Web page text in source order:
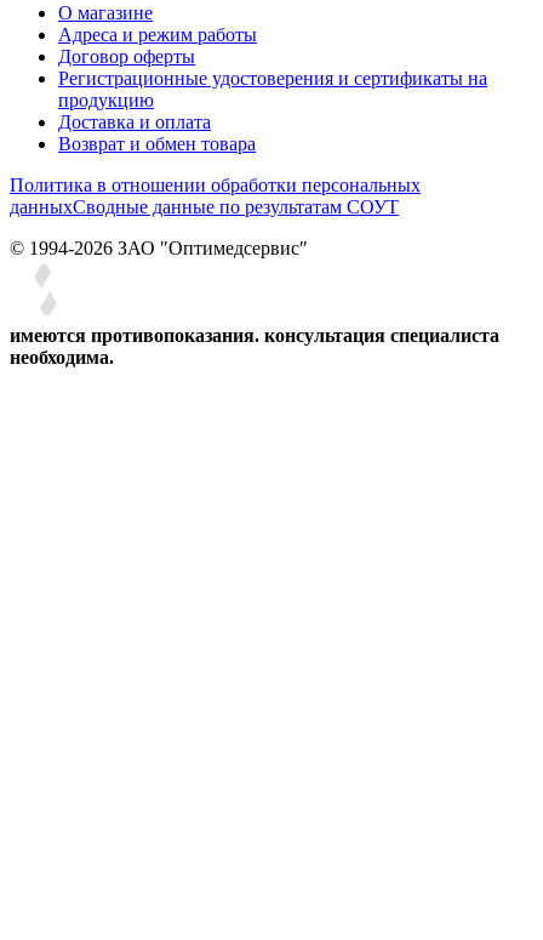
О магазине
Адреса и режим работы
Договор оферты
Регистрационные удостоверения и сертификаты на
продукцию
Доставка и оплата
Возврат и обмен товара
Политика в отношении обработки персональных
данныхСводные данные по результатам СОУТ
© 1994-2026 ЗАО ″Оптимедсервис″
имеются противопоказания. консультация специалиста
необходима.